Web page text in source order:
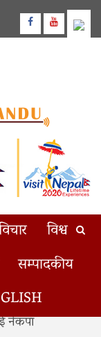
Facebook
Youtube
विश्व
सम्पादकीय
अर्ब रुपैयाँको
नेकपा